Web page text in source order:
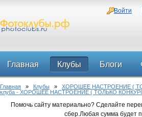
Войти
Главная Клубы Блоги
Форум
Главная » Клубы » ХОРОШЕЕ НАСТРОЕНИЕ (
клуба - ХОРОШЕЕ НАСТРОЕНИЕ ( ТОЛЬКО
Помочь сайту материально? Сделайте
сбер.Любая сумма будет